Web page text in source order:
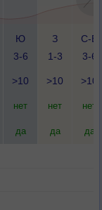
Ю
3-6
З
1-3
С-В
3-6
>10 >10 >10
нет нет нет
да да да